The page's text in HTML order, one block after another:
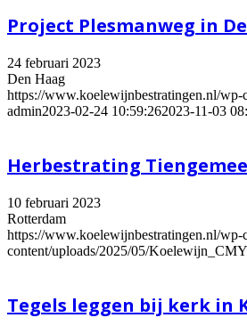
Project Plesmanweg in
24 februari 2023
Den Haag
https://www.koelewijnbestratingen.nl/
admin2023-02-24 10:59:262023-11-03
Herbestrating
10 februari 2023
Rotterdam
https://www.koelewijnbestratingen.nl/wp-
content/uploads/2025/05/
Tegels leggen bij kerk in